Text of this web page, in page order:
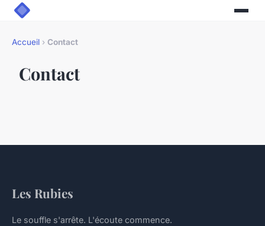
Accueil › Contact
Contact
Les Rubies
Le souffle s'arrête. L'écoute commence.